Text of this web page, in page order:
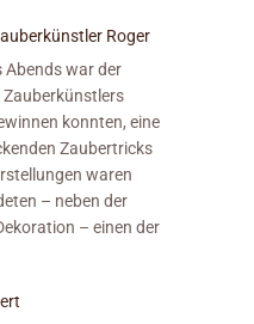
Roger
Abends war der
konnten, eine
Zaubertricks
waren
– neben der
– einen der